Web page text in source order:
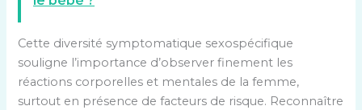
Cette diversité symptomatique sexospécifique
souligne l’importance d’observer finement les
réactions corporelles et mentales de la femme,
surtout en présence de facteurs de risque. Reconnaître